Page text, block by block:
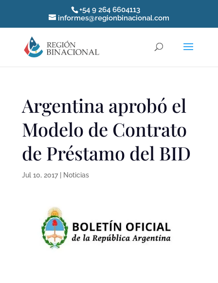
+54 9 264 6604113
informes@regionbinacional.com
Argentina aprobó el
Modelo de Contrato
de Préstamo del BID
Jul 10, 2017| Noticias